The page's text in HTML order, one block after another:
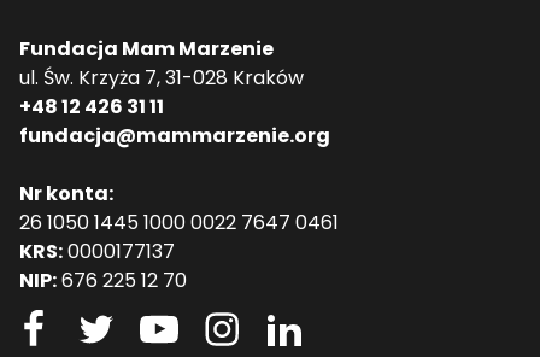
Fundacja Mam Marzenie
ul. Św. Krzyża 7, 31-028 Kraków
+48 12 426 31 11
fundacja@mammarzenie.org
Nr konta:
26 1050 1445 1000 0022 7647 0461
KRS:0000177137
NIP:676 225 12 70